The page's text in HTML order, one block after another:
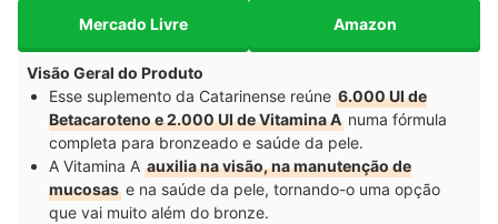
Mercado Livre Amazon
Visão Geral do Produto
Esse suplemento da Catarinense reúne 6.000 UI de
Betacaroteno e 2.000 UI de Vitamina A numa fórmula
completa para bronzeado e saúde da pele.
A Vitamina A auxilia na visão, na manutenção de
mucosas e na saúde da pele, tornando-o uma opção
que vai muito além do bronze.